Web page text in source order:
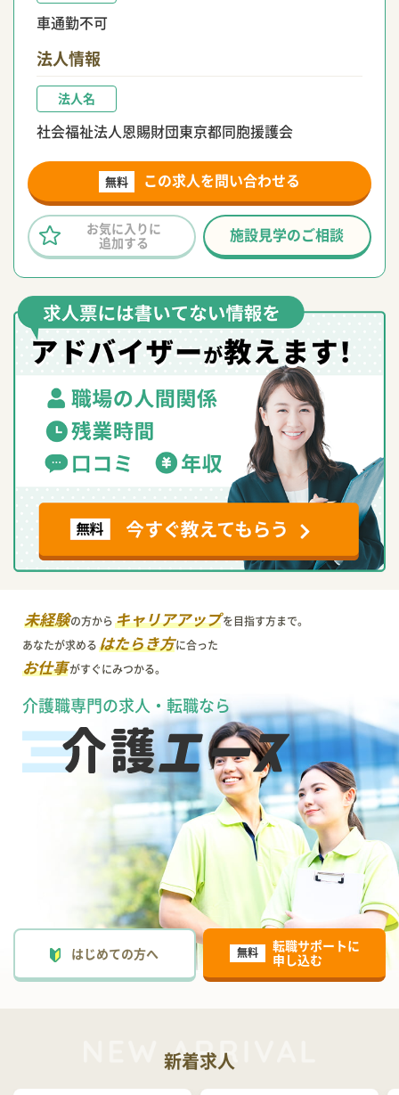
車通勤不可
法人情報
法人名
社会福祉法人恩賜財団東京都同胞援護会
無料 この求人を問い合わせる
施設見学のご相談
お気に入りに
追加する
未経験の方からキャリアアップを目指す方まで。
あなたが求めるはたらき方に合った
お仕事がすぐにみつかる。
介護職専門の求人・転職なら
はじめての方へ 無料
転職サポートに
申し込む
新着求人